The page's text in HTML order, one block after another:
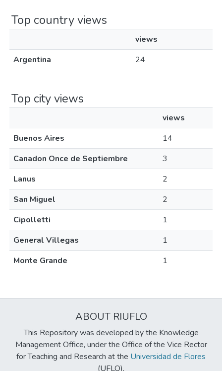
Top country views
views
Argentina
24
Top city views
views
Buenos Aires
14
Canadon Once de Septiembre
3
Lanus
2
San Miguel
2
Cipolletti
1
General Villegas
1
Monte Grande
1
ABOUT RIUFLO
This Repository was developed by the Knowledge
Management Office, under the Office of the Vice Rector
for Teaching and Research at the Universidad de Flores
(UFLO).